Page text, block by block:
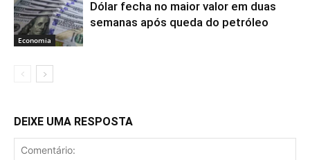
Economia
Dólar fecha no maior valor em duas
semanas após queda do petróleo
DEIXE UMA RESPOSTA